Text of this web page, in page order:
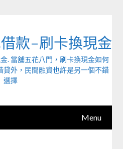
款-刷卡換現金
. 當舖五花八門，刷卡換現金如何
貸外，民間融資也許是另一個不錯
選擇
Menu